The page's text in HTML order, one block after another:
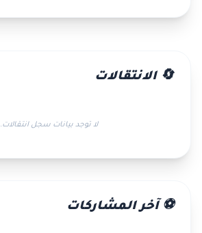
🔄 الانتقالات
لا توجد بيانات سجل انتقالات.
⚽ آخر المشاركات